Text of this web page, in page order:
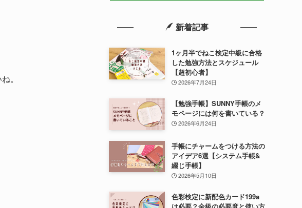
。
新着記事
1ヶ月半でねこ検定中級に合格
した勉強方法とスケジュール
【超初心者】
2026年7月24日
【勉強手帳】SUNNY手帳のメ
モページには何を書いている？
2026年6月24日
手帳にチャームをつける方法の
アイデア6選【システム手帳&
綴じ手帳】
2026年5月10日
色彩検定に新配色カード199a
は必要？全級の必要度と使い方